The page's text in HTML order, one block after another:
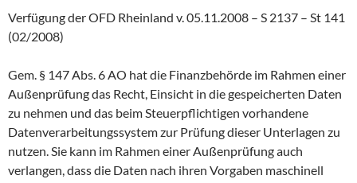
Verfügung der OFD Rheinland v. 05.11.2008 – S 2137 – St 141
(02/2008)
Gem. § 147 Abs. 6 AO hat die Finanzbehörde im Rahmen einer
Außenprüfung das Recht, Einsicht in die gespeicherten Daten
zu nehmen und das beim Steuerpflichtigen vorhandene
Datenverarbeitungssystem zur Prüfung dieser Unterlagen zu
nutzen. Sie kann im Rahmen einer Außenprüfung auch
verlangen, dass die Daten nach ihren Vorgaben maschinell